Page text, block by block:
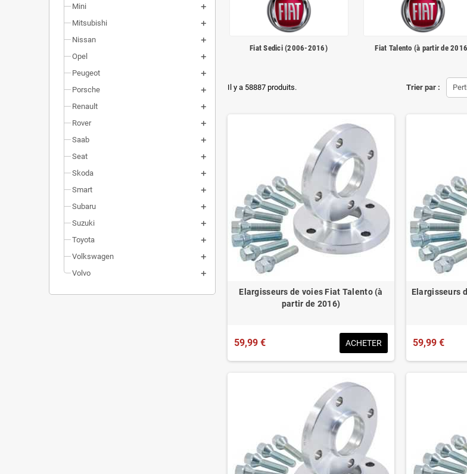
Mini
Mitsubishi
Nissan
Opel
Peugeot
Porsche
Renault
Rover
Saab
Seat
Skoda
Smart
Subaru
Suzuki
Toyota
Volkswagen
Volvo
Fiat Sedici (2006-2016) Fiat Talento (à partir de
Trier par :
Il y a 58887 produits.
Elargisseurs de voies Fiat Talento (à
partir de 2016)
59,99 € ACHETER
Elargisseurs
59,99 €